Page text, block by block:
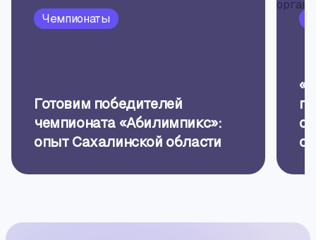
Чемпионаты
Готовим победителей
чемпионата «Абилимпикс»:
опыт Сахалинской области